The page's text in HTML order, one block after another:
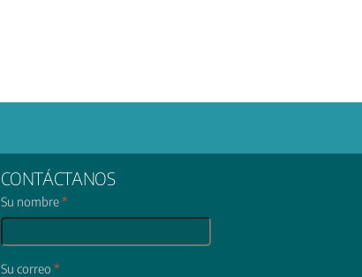
CONTÁCTANOS
Su nombre*
Su correo *